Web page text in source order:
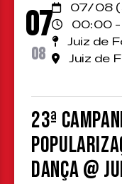
07
08
07/08
00:00
Juiz de
Juiz de
23ª
Dança @